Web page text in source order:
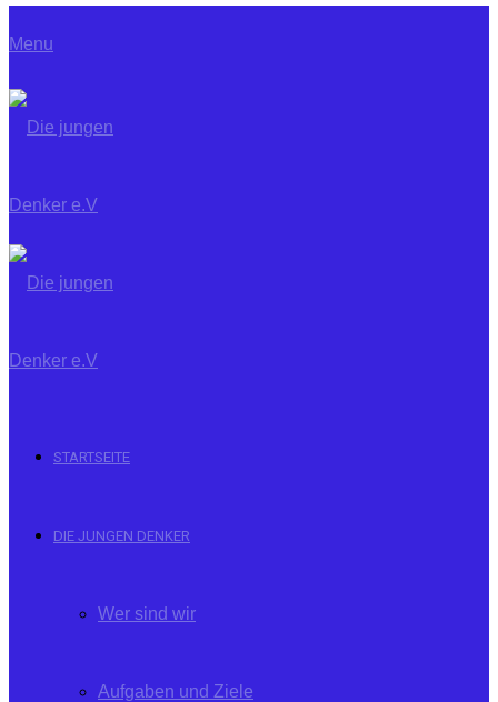
Menu
STARTSEITE
DIE JUNGEN DENKER
Wer sind wir
Aufgaben und Ziele